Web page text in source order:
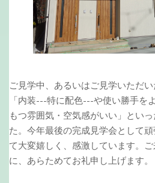
ご見学中、あるいはご見学いただい
「内装---特に配色---や使い勝手を
もつ雰囲気・空気感がいい」とい
た。今年最後の完成見学会として
て大変嬉しく、感激しています。
に、あらためてお礼申し上げます。